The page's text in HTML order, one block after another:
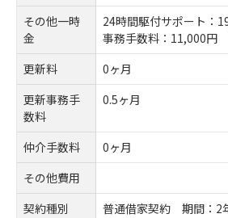
その他一時
金
24時間駆付サポート：
事務手数料：11,000円
更新料
0ヶ月
更新事務手
数料
0.5ヶ月
仲介手数料
0ヶ月
その他費用
契約種別
普通借家契約 期間：2